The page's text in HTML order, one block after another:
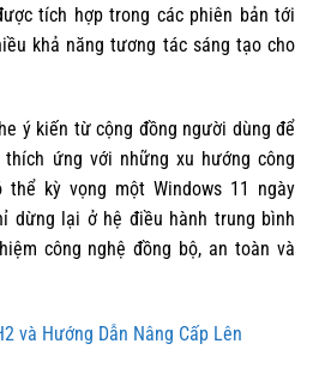
tích hợp trong các phiên bản tới
khả năng tương tác sáng tạo cho
ý kiến từ cộng đồng người dùng để
ứng với những xu hướng công
thể kỳ vọng một Windows 11 ngày
dừng lại ở hệ điều hành trung bình
công nghệ đồng bộ, an toàn và
và Hướng Dẫn Nâng Cấp Lên